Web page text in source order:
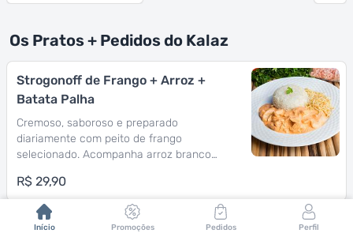
Os Pratos + Pedidos do Kalaz
Strogonoff de Frango + Arroz +
Batata Palha
Cremoso, saboroso e preparado
diariamente com peito de frango
selecionado. Acompanha arroz branco
clássico bem feito, na medida certa para
uma refeição completa e deliciosa.
R$ 29,90
Parmegiana de Carne + Macarrão
Início Promoções Pedidos Perfil